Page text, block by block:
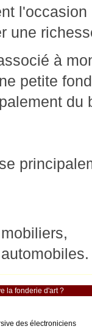
une
à
petite
la fonderie d'art ?
des électroniciens